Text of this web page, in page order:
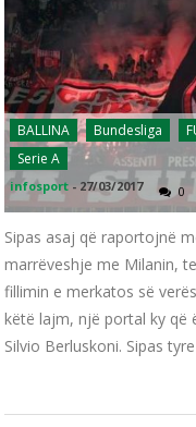
BALLINA Bundesliga
Serie A
infosport - 27/03/2017 0
Sipas asaj që raportojnë
marrëveshje me Milanin,
fillimin e merkatos së
këtë lajm, një portal ky që
Silvio Berluskoni. Sipas